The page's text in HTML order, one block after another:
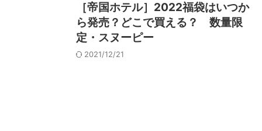
［帝国ホテル］2022福袋はいつか
ら発売？どこで買える？ 数量限
定・スヌーピー
2021/12/21